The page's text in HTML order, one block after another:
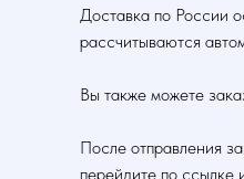
Доставка по России
рассчитываются
Вы также можете
После отправления
перейдите по ссылке